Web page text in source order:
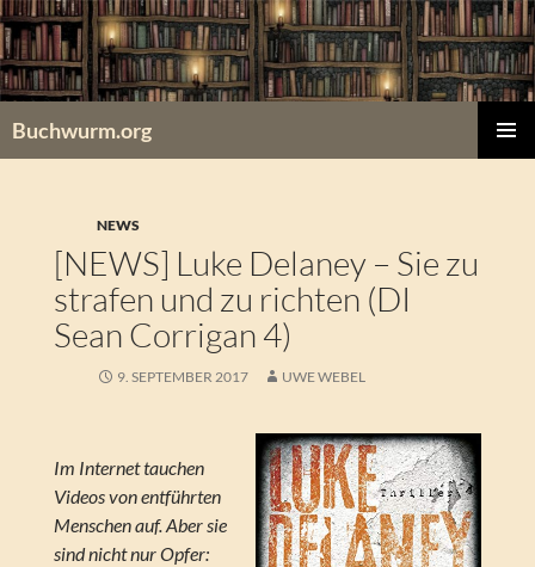
Zum
Inhalt
springen
Buchwurm.org
NEWS
[NEWS] Luke Delaney – Sie zu
strafen und zu richten (DI
Sean Corrigan 4)
9. SEPTEMBER 2017 UWE WEBEL
Im Internet tauchen
Videos von entführten
Menschen auf. Aber sie
sind nicht nur Opfer: